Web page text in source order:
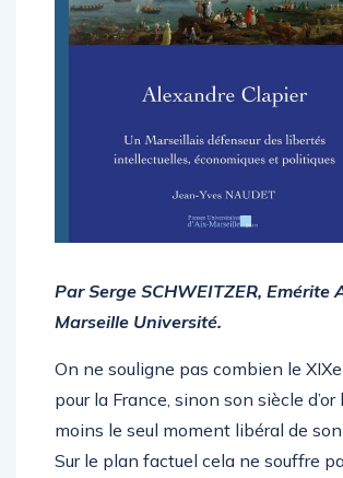
Par Serge SCHWEITZER, Emérite
Marseille Université.
On ne souligne pas combien le
pour la France, sinon son siècle d’or
moins le seul moment libéral de
Sur le plan factuel cela ne souffre